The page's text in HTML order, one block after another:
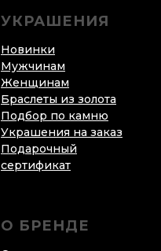
УКРАШЕНИЯ
Новинки
Мужчинам
Женщинам
Браслеты из золота
Подбор по камню
Украшения на заказ
Подарочный
сертификат
О БРЕНДЕ